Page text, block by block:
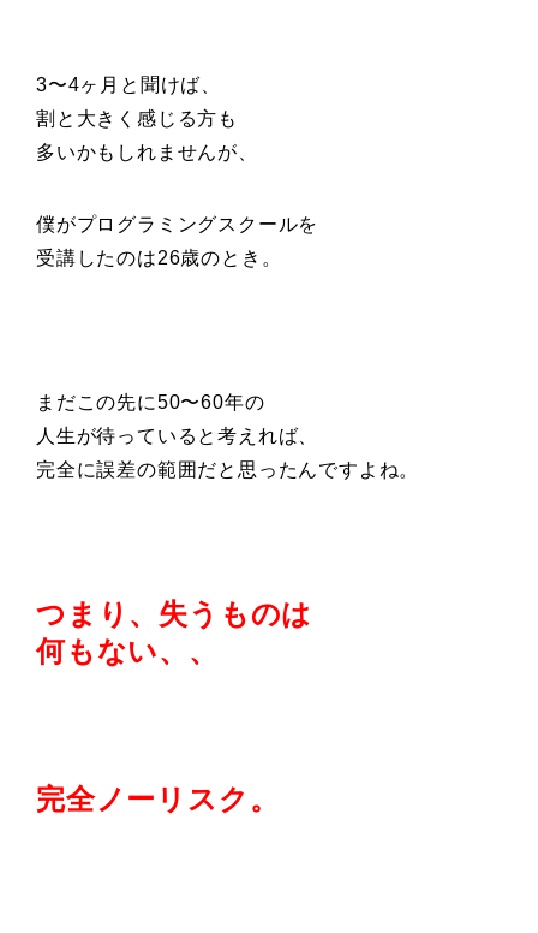
3〜4ヶ月と聞けば、
割と大きく感じる方も
多いかもしれませんが、
僕がプログラミングスクールを
受講したのは26歳のとき。
まだこの先に50〜60年の
人生が待っていると考えれば、
完全に誤差の範囲だと思ったんですよね。
つまり、失うものは
何もない、、
完全ノーリスク。